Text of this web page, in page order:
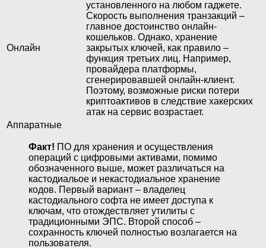
Онлайн
установленного на любом гаджете.
Скорость выполнения транзакций –
главное достоинство онлайн-
кошельков. Однако, хранение
закрытых ключей, как правило –
функция третьих лиц. Например,
провайдера платформы,
сгенерировавшей онлайн-клиент.
Поэтому, возможные риски потери
криптоактивов в следствие хакерских
атак на сервис возрастает.
Аппаратные
Факт! ПО для хранения и осуществления
операций с цифровыми активами, помимо
обозначенного выше, может различаться на
кастодиальое и некастодиальное хранение
кодов. Первый вариант – владелец
кастодиального софта не имеет доступа к
ключам, что отождествляет утилиты с
традиционными ЭПС. Второй способ –
сохранность ключей полностью возлагается на
пользователя.